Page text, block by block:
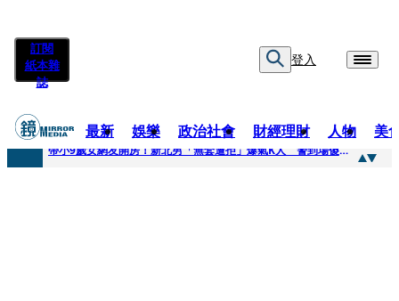
訂閱
紙本雜
誌
登入
最新 娛樂 政治社會 財經理財 人物 美
快訊
帶小9歲女網友開房！新北男「無套遭拒」爆氣K人 警到場傻眼搜到手銬、改造槍